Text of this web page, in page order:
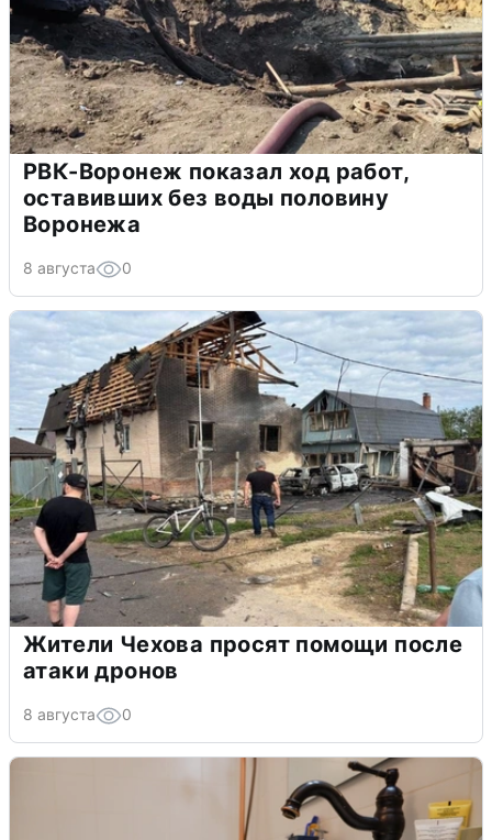
РВК-Воронеж показал ход работ,
оставивших без воды половину
Воронежа
8 августа 0
Жители Чехова просят помощи после
атаки дронов
8 августа 0